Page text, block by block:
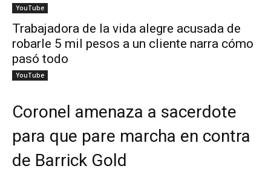
YouTube
Trabajadora de la vida alegre acusada de
robarle 5 mil pesos a un cliente narra cómo
pasó todo
YouTube
Coronel amenaza a sacerdote
para que pare marcha en contra
de Barrick Gold